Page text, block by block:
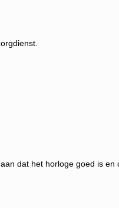
dat het horloge goed is en